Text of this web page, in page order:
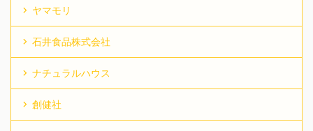
ヤマモリ
石井食品株式会社
ナチュラルハウス
創健社